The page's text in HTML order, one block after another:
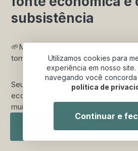
subsistência
🌱Maués, município no interior do
torno das grandes plantações de
Seu cultivo e sua produção são
econômicas e de subsistência da
muitas famílias locais
Utilizamos cookies para
experiência em nosso site.
navegando você concorda
política de
Continuar e